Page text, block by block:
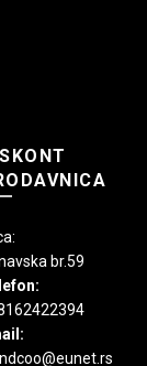
br.59